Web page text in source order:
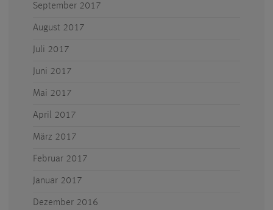
September 2017
August 2017
Juli 2017
Juni 2017
Mai 2017
April 2017
März 2017
Februar 2017
Januar 2017
Dezember 2016